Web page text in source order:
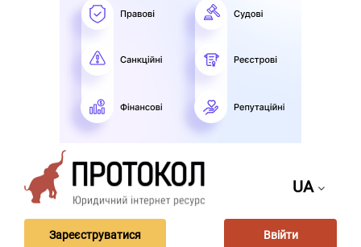
UA
Зареєструватися Ввійти